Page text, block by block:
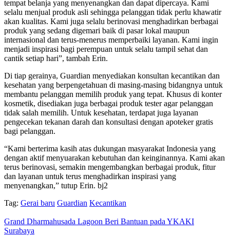
tempat belanja yang menyenangkan dan dapat dipercaya. Kami
selalu menjual produk asli sehingga pelanggan tidak perlu khawatir
akan kualitas. Kami juga selalu berinovasi menghadirkan berbagai
produk yang sedang digemari baik di pasar lokal maupun
internasional dan terus-menerus memperbaiki layanan. Kami ingin
menjadi inspirasi bagi perempuan untuk selalu tampil sehat dan
cantik setiap hari”, tambah Erin.
Di tiap gerainya, Guardian menyediakan konsultan kecantikan dan
kesehatan yang berpengetahuan di masing-masing bidangnya untuk
membantu pelanggan memilih produk yang tepat. Khusus di konter
kosmetik, disediakan juga berbagai produk tester agar pelanggan
tidak salah memilih. Untuk kesehatan, terdapat juga layanan
pengecekan tekanan darah dan konsultasi dengan apoteker gratis
bagi pelanggan.
“Kami berterima kasih atas dukungan masyarakat Indonesia yang
dengan aktif menyuarakan kebutuhan dan keinginannya. Kami akan
terus berinovasi, semakin mengembangkan berbagai produk, fitur
dan layanan untuk terus menghadirkan inspirasi yang
menyenangkan,” tutup Erin. bj2
Tag: Gerai baru Guardian Kecantikan
Grand Dharmahusada Lagoon Beri Bantuan pada YKAKI
Surabaya